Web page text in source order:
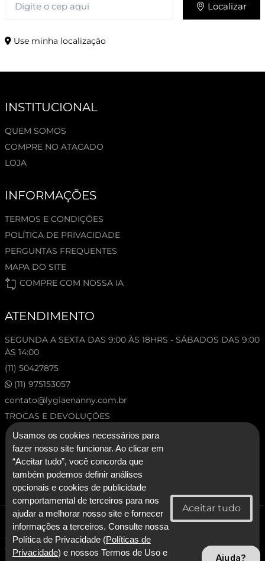
Localizar
Use minha localização
INSTITUCIONAL
QUEM SOMOS
COMPRE NO ATACADO
LOJA
INFORMAÇÕES
TERMOS E CONDIÇÕES
POLÍTICA DE PRIVACIDADE
PERGUNTAS FREQUENTES
MAPA DO SITE
COMPRE COM NOSSA IA
ATENDIMENTO
SEGUNDA A SEXTA DAS 9:00 ÀS 18HRS - SÁBADOS DAS 9:00
ÀS 14:00
(11) 50427875
(11) 975153057
contato@lygiaenanny.com.br
TROCAS E DEVOLUÇÕES
© 2026 Lygia & Nanny. Todos os direitos reservados.
CNPJ: 53.227.120/0001-92 - Lygia & Nanny Artesanato Confeccoes e
Comercio LTDA
Usamos os cookies necessários para
fazer nosso site funcionar. Ao clicar em
“Aceitar tudo”, você concorda que
também podemos definir análises
opcionais e cookies de publicidade
comportamental de terceiros para nos
ajudar a melhorar nosso site e fornecer
informações a terceiros. Consulte nossa
Política de Privacidade (Políticas de
Privacidade) e nossos Termos de Uso e Ajuda?